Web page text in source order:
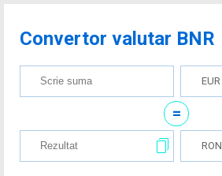
Convertor valutar BNR
EUR
=
RON